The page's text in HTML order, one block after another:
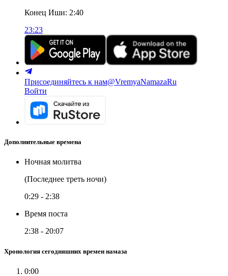
Конец Иши: 2:40
23:23
Присоединяйтесь к нам@VremyaNamazaRu
Войти
Дополнительные времена
Ночная молитва
(Последнее треть ночи)
0:29 - 2:38
Время поста
2:38 - 20:07
Хронология сегодняшних времен намаза
0:00